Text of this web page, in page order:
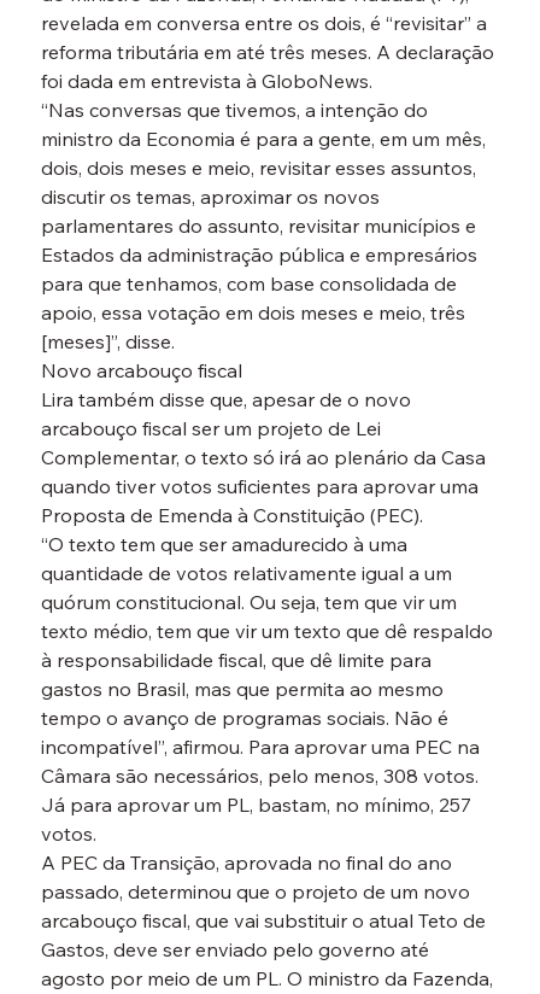
revelada em conversa entre os dois, é “revisitar” a
reforma tributária em até três meses. A declaração
foi dada em entrevista à GloboNews.
“Nas conversas que tivemos, a intenção do
ministro da Economia é para a gente, em um mês,
dois, dois meses e meio, revisitar esses assuntos,
discutir os temas, aproximar os novos
parlamentares do assunto, revisitar municípios e
Estados da administração pública e empresários
para que tenhamos, com base consolidada de
apoio, essa votação em dois meses e meio, três
[meses]”, disse.
Novo arcabouço fiscal
Lira também disse que, apesar de o novo
arcabouço fiscal ser um projeto de Lei
Complementar, o texto só irá ao plenário da Casa
quando tiver votos suficientes para aprovar uma
Proposta de Emenda à Constituição (PEC).
“O texto tem que ser amadurecido à uma
quantidade de votos relativamente igual a um
quórum constitucional. Ou seja, tem que vir um
texto médio, tem que vir um texto que dê respaldo
à responsabilidade fiscal, que dê limite para
gastos no Brasil, mas que permita ao mesmo
tempo o avanço de programas sociais. Não é
incompatível”, afirmou. Para aprovar uma PEC na
Câmara são necessários, pelo menos, 308 votos.
Já para aprovar um PL, bastam, no mínimo, 257
votos.
A PEC da Transição, aprovada no final do ano
passado, determinou que o projeto de um novo
arcabouço fiscal, que vai substituir o atual Teto de
Gastos, deve ser enviado pelo governo até
agosto por meio de um PL. O ministro da Fazenda,